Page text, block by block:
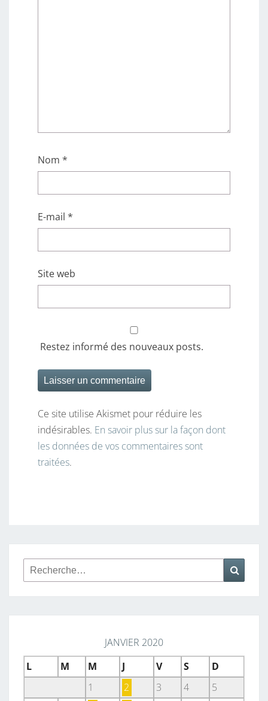
Nom *
E-mail *
Site web
Restez informé des nouveaux posts.
Ce site utilise Akismet pour réduire les
indésirables. En savoir plus sur la façon dont
les données de vos commentaires sont
traitées.
Rechercher :
JANVIER 2020
L
M M J V S
D
1
2 3 4
5